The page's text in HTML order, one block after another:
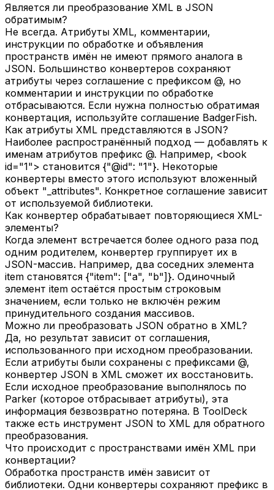
Является ли преобразование XML в JSON
обратимым?
Не всегда. Атрибуты XML, комментарии,
инструкции по обработке и объявления
пространств имён не имеют прямого аналога в
JSON. Большинство конвертеров сохраняют
атрибуты через соглашение с префиксом @, но
комментарии и инструкции по обработке
отбрасываются. Если нужна полностью обратимая
конвертация, используйте соглашение BadgerFish.
Как атрибуты XML представляются в JSON?
Наиболее распространённый подход — добавлять к
именам атрибутов префикс @. Например, <book
id="1"> становится {"@id": "1"}. Некоторые
конвертеры вместо этого используют вложенный
объект "_attributes". Конкретное соглашение зависит
от используемой библиотеки.
Как конвертер обрабатывает повторяющиеся XML-
элементы?
Когда элемент встречается более одного раза под
одним родителем, конвертер группирует их в
JSON-массив. Например, два соседних элемента
item становятся {"item": ["a", "b"]}. Одиночный
элемент item остаётся простым строковым
значением, если только не включён режим
принудительного создания массивов.
Можно ли преобразовать JSON обратно в XML?
Да, но результат зависит от соглашения,
использованного при исходном преобразовании.
Если атрибуты были сохранены с префиксами @,
конвертер JSON в XML сможет их восстановить.
Если исходное преобразование выполнялось по
Parker (которое отбрасывает атрибуты), эта
информация безвозвратно потеряна. В ToolDeck
также есть инструмент JSON to XML для обратного
преобразования.
Что происходит с пространствами имён XML при
конвертации?
Обработка пространств имён зависит от
библиотеки. Одни конвертеры сохраняют префикс в